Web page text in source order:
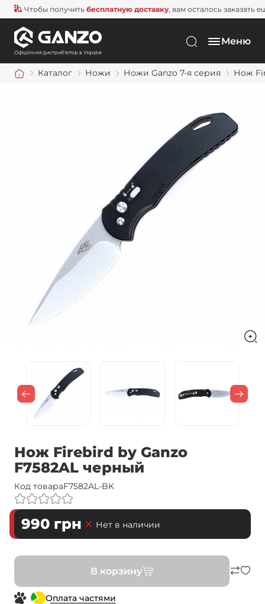
Чтобы получить бесплатную доставку, вам осталось заказать
Меню
Каталог Ножи Ножи Ganzo 7-я серия Нож
Нож Firebird by Ganzo
F7582AL черный
Код товараF7582AL-BK
990 грн Нет в наличии
В корзину
Оплата частями